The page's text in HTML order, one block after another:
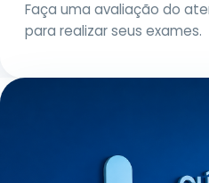
Faça uma avaliação do
para realizar seus exames.